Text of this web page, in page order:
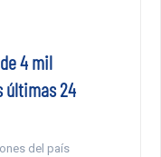
4 mil
últimas 24
del país